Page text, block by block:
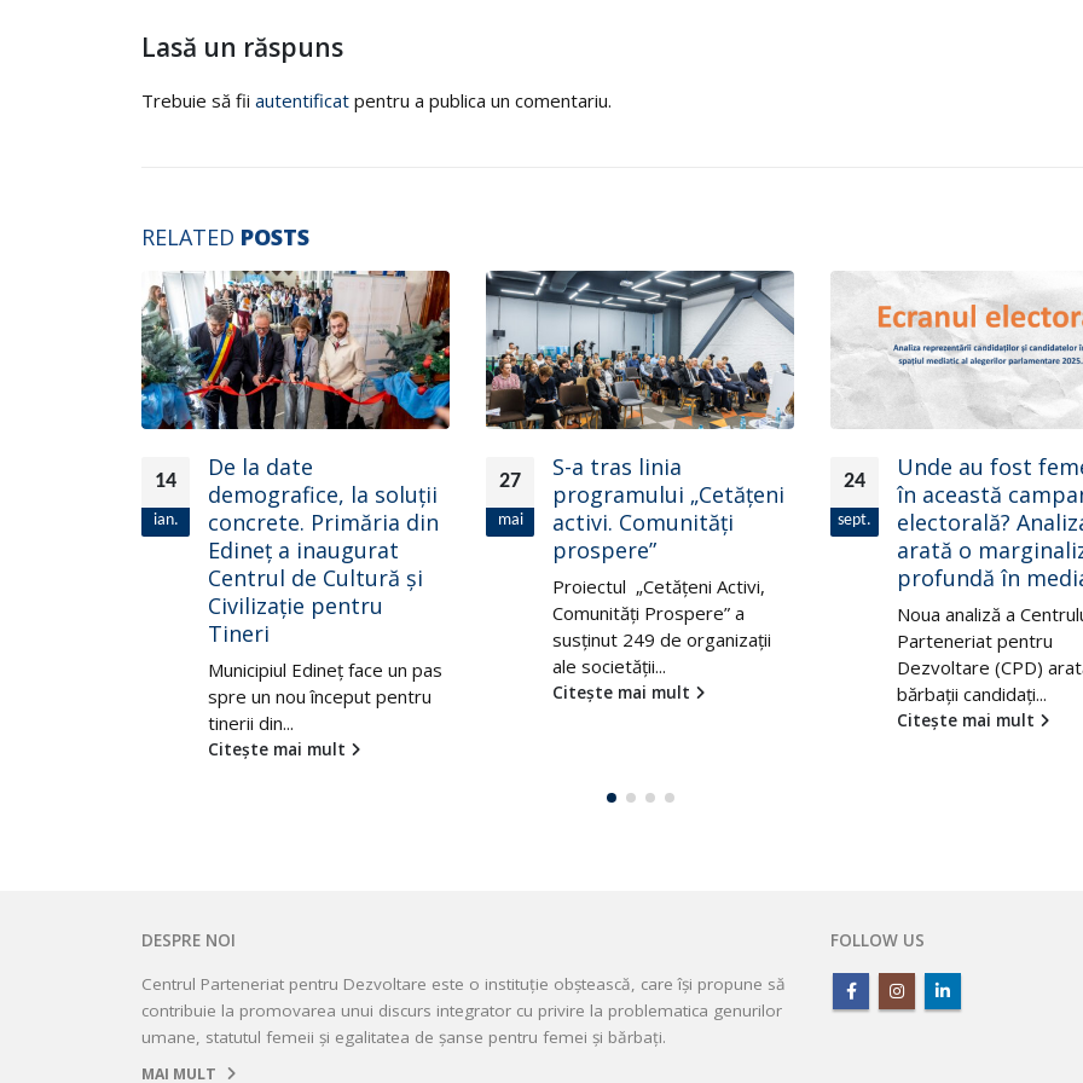
Lasă un răspuns
Trebuie să fii autentificat pentru a publica un comentariu.
RELATED POSTS
27
mai
S-a tras linia
programului „Cetățeni
activi. Comunități
prospere”
Proiectul „Cetățeni Activi,
Comunități Prospere” a
susținut 249 de organizații
ale societății...
Citește mai mult
24
sept.
Unde au fost femeile
în această campanie
electorală? Analiza CPD
arată o marginalizare
profundă în media
Noua analiză a Centrului
Parteneriat pentru
Dezvoltare (CPD) arată că
bărbații candidați...
25
iul.
Efectul
crizei pandemice
asupra
dizabilități s-a
cel mai mult după
ani de la
pandemiei
Efectul îndelungat al
pandemice asupra
persoanelor cu
Centrul Parteneriat pentru Dezvoltare este o instituție obștească, care își propune să
contribuie la promovarea unui discurs integrator cu privire la problematica genurilor
umane, statutul femeii și egalitatea de șanse pentru femei și bărbați.